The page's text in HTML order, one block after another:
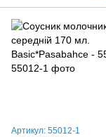
Артикул: 55012-1